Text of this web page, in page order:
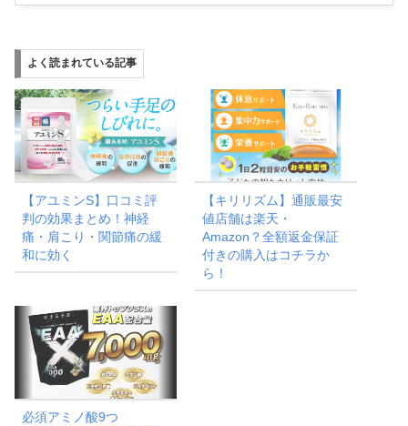
よく読まれている記事
【アユミンS】口コミ評
判の効果まとめ！神経
痛・肩こり・関節痛の緩
和に効く
【キリリズム】通販最安
値店舗は楽天・
Amazon？全額返金保証
付きの購入はコチラか
ら！
必須アミノ酸9つ